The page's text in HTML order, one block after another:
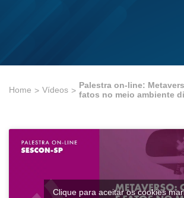
Home Vídeos
Palestra on-line:
fatos no meio ambiente
Clique para aceitar os cookies